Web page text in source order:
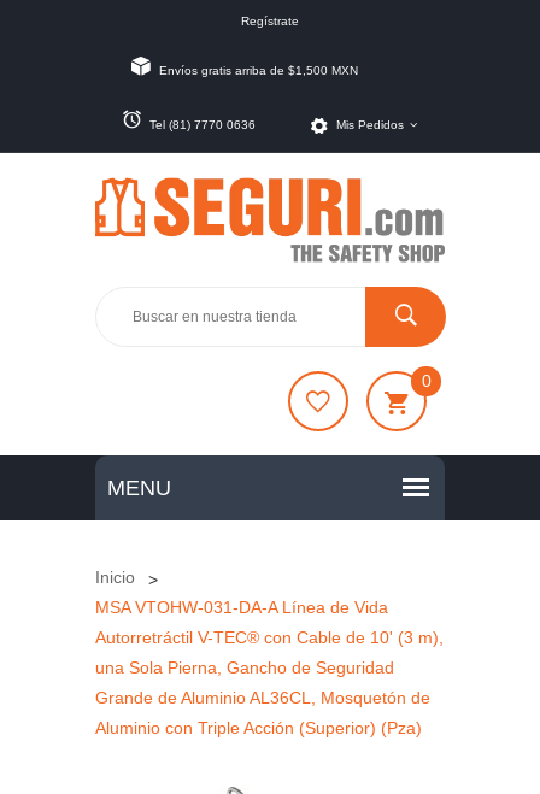
Regístrate
Envíos gratis arriba de $1,500 MXN
Tel (81) 7770 0636 Mis Pedidos
0
Inicio
MSA VTOHW-031-DA-A Línea de Vida
Autorretráctil V-TEC® con Cable de 10' (3 m),
una Sola Pierna, Gancho de Seguridad
Grande de Aluminio AL36CL, Mosquetón de
Aluminio con Triple Acción (Superior) (Pza)